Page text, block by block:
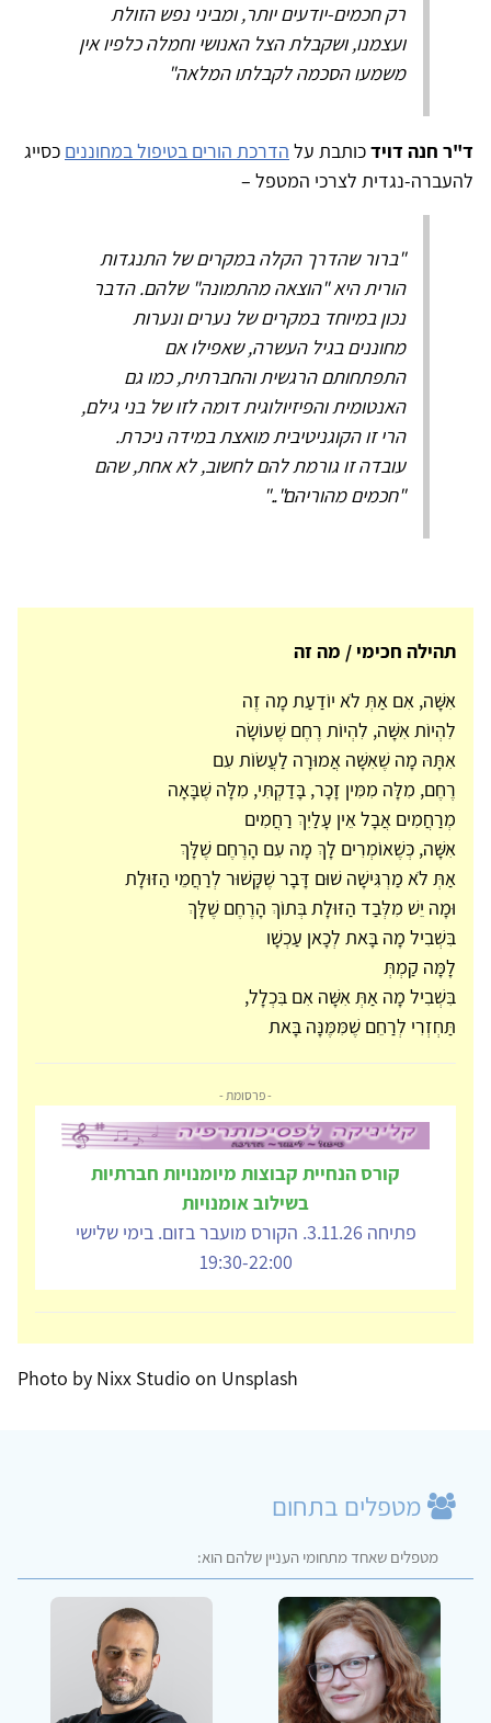
רק חכמים-יודעים יותר, ומביני נפש הזולת
ועצמנו, ושקבלת הצל האנושי וחמלה כלפיו אין
משמעו הסכמה לקבלתו המלאה"
ד"ר חנה דוידכותבת על הדרכת הורים בטיפול במחוננים כסייג
להעברה-נגדית לצרכי המטפל –
"ברור שהדרך הקלה במקרים של התנגדות
הורית היא "הוצאה מהתמונה" שלהם. הדבר
נכון במיוחד במקרים של נערים ונערות
מחוננים בגיל העשרה, שאפילו אם
התפתחותם הרגשית והחברתית, כמו גם
האנטומית והפיזיולוגית דומה לזו של בני גילם,
הרי זו הקוגניטיבית מואצת במידה ניכרת.
עובדה זו גורמת להם לחשוב, לא אחת, שהם
"חכמים מהוריהם".."
תהילה חכימי / מה זה
אִשָּׁה, אִם אַתְּ לֹא יוֹדַעַת מָה זֶה
לִהְיוֹת אִשָּׁה, לִהְיוֹת רֶחֶם שֶׁעוֹשָׂה
אִתָּהּ מָה שֶׁאִשָּׁה אֲמוּרָה לַעֲשׂוֹת עִם
רֶחֶם, מִלָּה מִמִּין זָכָר, בָּדַקְתִּי, מִלָּה שֶׁבָּאָה
מְרַחֲמִים אֲבָל אֵין עָלַיִךְ רַחֲמִים
אִשָּׁה, כְּשֶׁאוֹמְרִים לָךְ מָה עִם הָרֶחֶם שֶׁלָּךְ
אַתְּ לֹא מַרְגִּישָׁה שׁוּם דָּבָר שֶׁקָּשׁוּר לְרַחֲמֵי הַזּוּלָת
וּמָה יֵשׁ מִלְּבַד הַזּוּלָת בְּתוֹךְ הָרֶחֶם שֶׁלָּךְ
בִּשְׁבִיל מָה בָּאת לְכָאן עַכְשָׁו
לָמָּה קַמְתְּ
בִּשְׁבִיל מָה אַתְּ אִשָּׁה אִם בִּכְלָל,
תַּחְזְרִי לְרַחֵם שֶׁמִּמֶּנָּה בָּאת
- פרסומת -
קורס הנחיית קבוצות מיומנויות חברתיות
בשילוב אומנויות
פתיחה 3.11.26. הקורס מועבר בזום. בימי שלישי
19:30-22:00
Photo by Nixx Studio on Unsplash
מטפלים בתחום
מטפלים שאחד מתחומי העניין שלהם הוא: